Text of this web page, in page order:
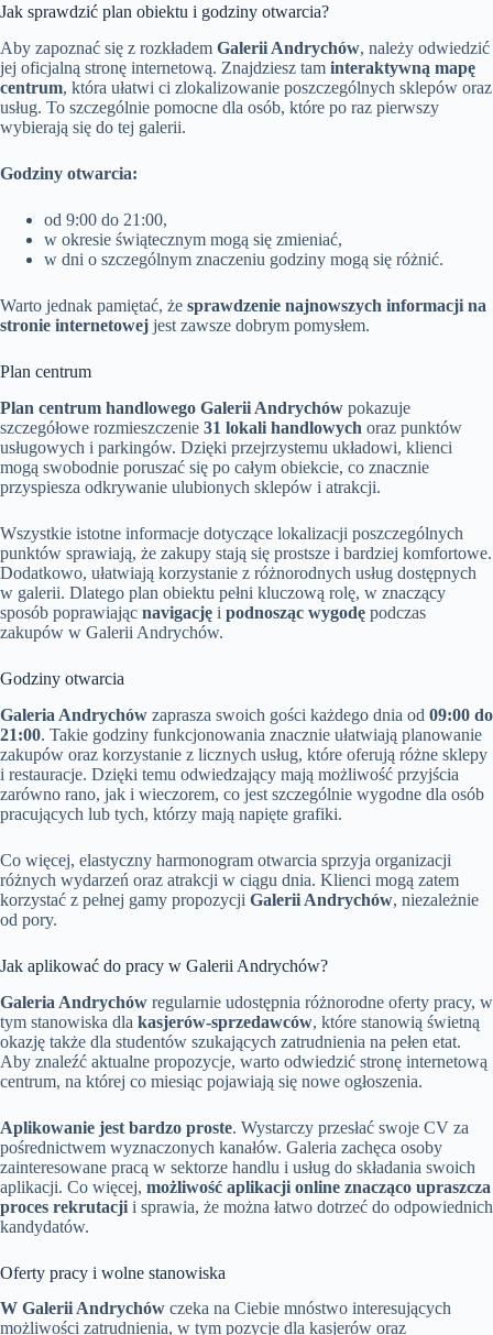
Jak sprawdzić plan obiektu i godziny otwarcia?
Aby zapoznać się z rozkładem Galerii Andrychów, należy odwiedzić
jej oficjalną stronę internetową. Znajdziesz tam interaktywną mapę
centrum, która ułatwi ci zlokalizowanie poszczególnych sklepów oraz
usług. To szczególnie pomocne dla osób, które po raz pierwszy
wybierają się do tej galerii.
Godziny otwarcia:
od 9:00 do 21:00,
w okresie świątecznym mogą się zmieniać,
w dni o szczególnym znaczeniu godziny mogą się różnić.
Warto jednak pamiętać, że sprawdzenie najnowszych informacji na
stronie internetowej jest zawsze dobrym pomysłem.
Plan centrum
Plan centrum handlowego Galerii Andrychów pokazuje
szczegółowe rozmieszczenie 31 lokali handlowych oraz punktów
usługowych i parkingów. Dzięki przejrzystemu układowi, klienci
mogą swobodnie poruszać się po całym obiekcie, co znacznie
przyspiesza odkrywanie ulubionych sklepów i atrakcji.
Wszystkie istotne informacje dotyczące lokalizacji poszczególnych
punktów sprawiają, że zakupy stają się prostsze i bardziej komfortowe.
Dodatkowo, ułatwiają korzystanie z różnorodnych usług dostępnych
w galerii. Dlatego plan obiektu pełni kluczową rolę, w znaczący
sposób poprawiając navigację i podnosząc wygodę podczas
zakupów w Galerii Andrychów.
Godziny otwarcia
Galeria Andrychów zaprasza swoich gości każdego dnia od 09:00 do
21:00. Takie godziny funkcjonowania znacznie ułatwiają planowanie
zakupów oraz korzystanie z licznych usług, które oferują różne sklepy
i restauracje. Dzięki temu odwiedzający mają możliwość przyjścia
zarówno rano, jak i wieczorem, co jest szczególnie wygodne dla osób
pracujących lub tych, którzy mają napięte grafiki.
Co więcej, elastyczny harmonogram otwarcia sprzyja organizacji
różnych wydarzeń oraz atrakcji w ciągu dnia. Klienci mogą zatem
korzystać z pełnej gamy propozycji Galerii Andrychów, niezależnie
od pory.
Jak aplikować do pracy w Galerii Andrychów?
Galeria Andrychów regularnie udostępnia różnorodne oferty pracy, w
tym stanowiska dla kasjerów-sprzedawców, które stanowią świetną
okazję także dla studentów szukających zatrudnienia na pełen etat.
Aby znaleźć aktualne propozycje, warto odwiedzić stronę internetową
centrum, na której co miesiąc pojawiają się nowe ogłoszenia.
Aplikowanie jest bardzo proste. Wystarczy przesłać swoje CV za
pośrednictwem wyznaczonych kanałów. Galeria zachęca osoby
zainteresowane pracą w sektorze handlu i usług do składania swoich
aplikacji. Co więcej, możliwość aplikacji online znacząco upraszcza
proces rekrutacji i sprawia, że można łatwo dotrzeć do odpowiednich
kandydatów.
Oferty pracy i wolne stanowiska
W Galerii Andrychów czeka na Ciebie mnóstwo interesujących
możliwości zatrudnienia, w tym pozycje dla kasjerów oraz